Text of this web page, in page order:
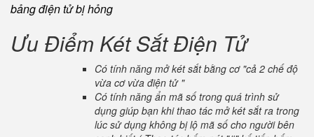
bảng điện tử bị hỏng
Ưu Điểm Két Sắt Điện Tử
Có tính năng mở két sắt bằng cơ "cả 2 chế độ
vừa cơ vừa điện tử "
Có tính năng ẩn mã số trong quá trình sử
dụng giúp bạn khi thao tác mở két sắt ra trong
lúc sử dụng không bị lộ mã số cho người bên